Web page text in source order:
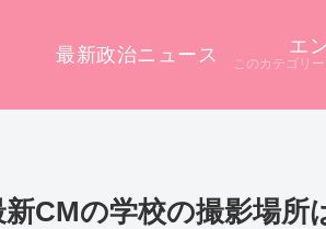
最新政治ニュース エ
CMの学校の撮影場所